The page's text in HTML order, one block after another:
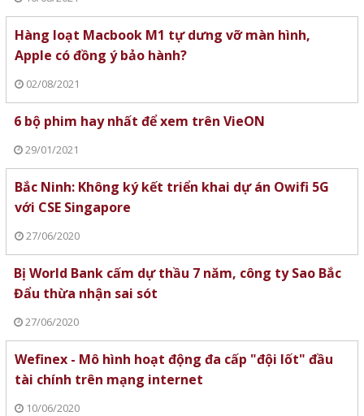
Hàng loạt Macbook M1 tự dưng vỡ màn hình,
Apple có đồng ý bảo hành?
02/08/2021
6 bộ phim hay nhất để xem trên VieON
29/01/2021
Bắc Ninh: Không ký kết triển khai dự án Owifi 5G
với CSE Singapore
27/06/2020
Bị World Bank cấm dự thầu 7 năm, công ty Sao Bắc
Đẩu thừa nhận sai sót
27/06/2020
Wefinex - Mô hình hoạt động đa cấp "đội lốt" đầu
tài chính trên mạng internet
10/06/2020